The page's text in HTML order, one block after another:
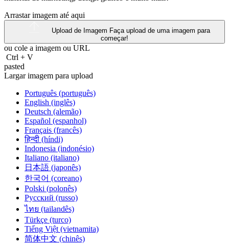
Arrastar imagem até aqui
Upload de Imagem Faça upload de uma imagem para
começar!
ou cole a imagem ou URL
Ctrl + V
pasted
Largar imagem para upload
Português (português)
English (inglês)
Deutsch (alemão)
Español (espanhol)
Français (francês)
हिन्दी (híndi)
Indonesia (indonésio)
Italiano (italiano)
日本語 (japonês)
한국어 (coreano)
Polski (polonês)
Русский (russo)
ไทย (tailandês)
Türkçe (turco)
Tiếng Việt (vietnamita)
简体中文 (chinês)